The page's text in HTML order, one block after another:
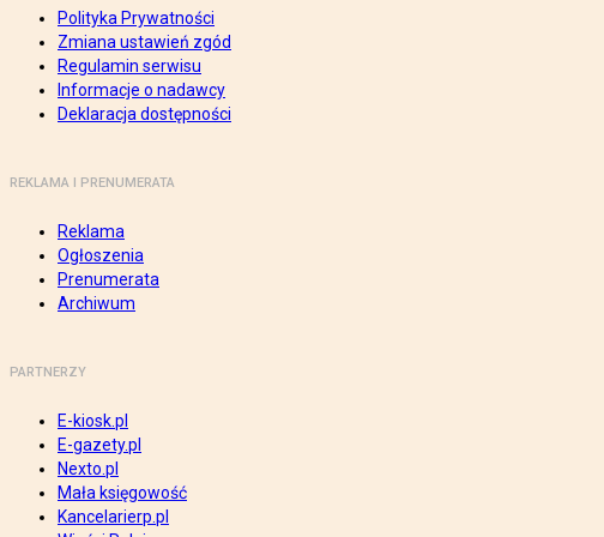
Polityka Prywatności
Zmiana ustawień zgód
Regulamin serwisu
Informacje o nadawcy
Deklaracja dostępności
REKLAMA I PRENUMERATA
Reklama
Ogłoszenia
Prenumerata
Archiwum
PARTNERZY
E-kiosk.pl
E-gazety.pl
Nexto.pl
Mała księgowość
Kancelarierp.pl